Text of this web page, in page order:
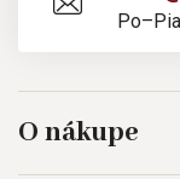
O nákupe